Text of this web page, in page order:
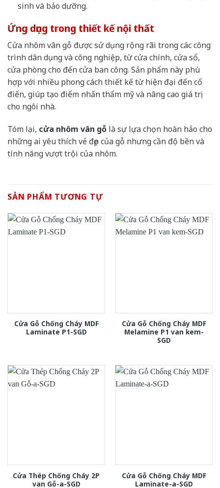
sinh và bảo dưỡng.
Ứng dụng trong thiết kế nội thất
Cửa nhôm vân gỗ được sử dụng rộng rãi trong các công
trình dân dụng và công nghiệp, từ cửa chính, cửa sổ,
cửa phòng cho đến cửa ban công. Sản phẩm này phù
hợp với nhiều phong cách thiết kế từ hiện đại đến cổ
điển, giúp tạo điểm nhấn thẩm mỹ và nâng cao giá trị
cho ngôi nhà.
Tóm lại, cửa nhôm vân gỗ là sự lựa chọn hoàn hảo cho
những ai yêu thích vẻ đẹp của gỗ nhưng cần độ bền và
tính năng vượt trội của nhôm.
SẢN PHẨM TƯƠNG TỰ
Cửa Gỗ Chống Cháy MDF
Laminate P1-SGD
Cửa Gỗ Chống Cháy MDF
Melamine P1 van kem-
SGD
Cửa Thép Chống Cháy 2P
van Gỗ-a-SGD
Cửa Gỗ Chống Cháy MDF
Laminate-a-SGD